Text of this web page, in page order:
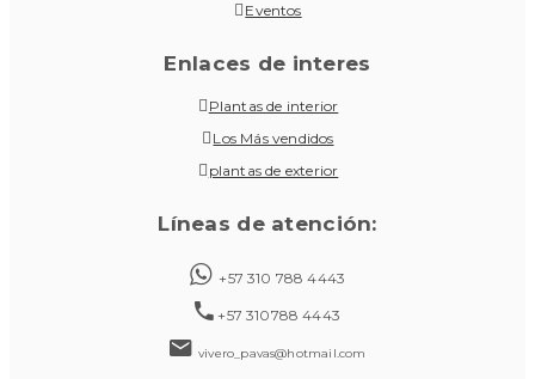
Eventos
Enlaces de interes
Plantas de interior
Los Más vendidos
plantas de exterior
Líneas de atención:
+57 310 788 4443
+57 310788 4443
vivero_pavas@hotmail.com